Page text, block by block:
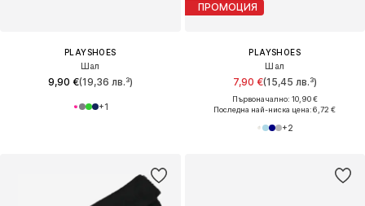
PLAYSHOES
Шал
9,90 €(19,36 лв.³)
+1
ПРОМОЦИЯ
PLAYSHOES
Шал
7,90 €(15,45 лв.³)
Първоначално: 10,90 €
Последна най-ниска цена:6,72 €
+2